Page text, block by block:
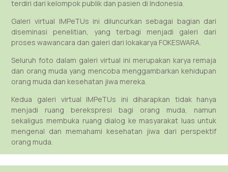
terdiri dari kelompok publik dan pasien di Indonesia.
Galeri virtual IMPeTUs ini diluncurkan sebagai bagian dari
diseminasi penelitian, yang terbagi menjadi galeri dari
proses wawancara dan galeri dari lokakarya FOKESWARA.
Seluruh foto dalam galeri virtual ini merupakan karya remaja
dan orang muda yang mencoba menggambarkan kehidupan
orang muda dan kesehatan jiwa mereka.
Kedua galeri virtual IMPeTUs ini diharapkan tidak hanya
menjadi ruang berekspresi bagi orang muda, namun
sekaligus membuka ruang dialog ke masyarakat luas untuk
mengenal dan memahami kesehatan jiwa dari perspektif
orang muda.